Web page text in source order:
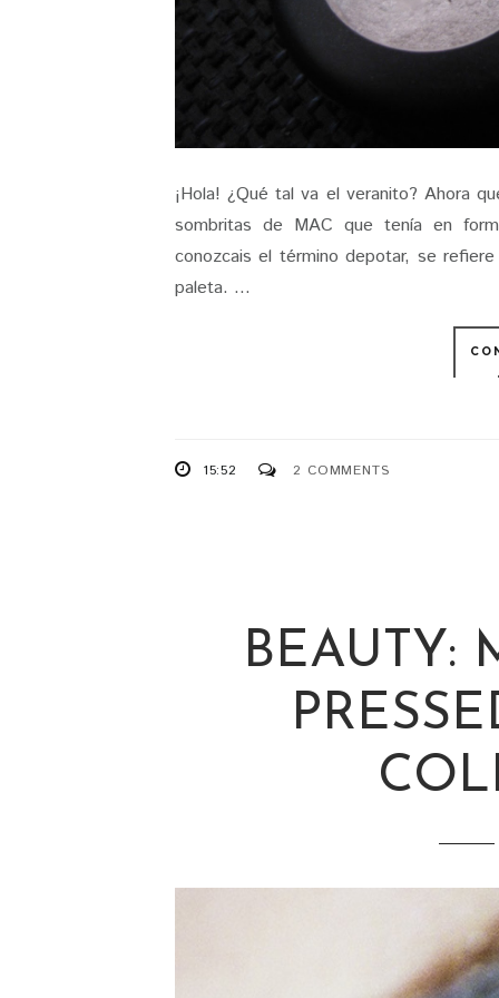
¡Hola! ¿Qué tal va el veranito? Ahora
sombritas de MAC que tenía en
conozcais el término depotar, se
paleta. ...
15:52 2 COMMENTS
BEAUTY: